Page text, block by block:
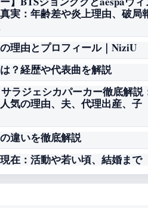
実：年齢差や炎上理由、破局
理由とプロフィール｜NiziU
？経歴や代表曲を解説
サラジェシカパーカー徹底解説
気の理由、夫、代理出産、子
違いを徹底解説
在：活動や若い頃、結婚まで